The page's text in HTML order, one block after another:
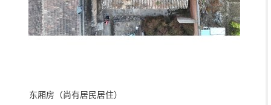
东厢房（尚有居民居住）